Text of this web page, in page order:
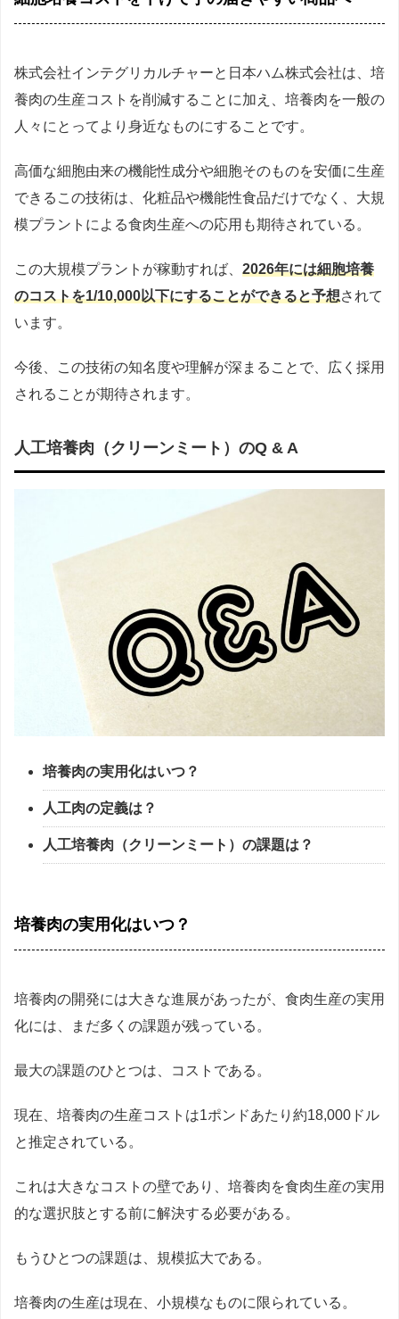
株式会社インテグリカルチャーと日本ハム株式会社は、培
養肉の生産コストを削減することに加え、培養肉を一般の
人々にとってより身近なものにすることです。
高価な細胞由来の機能性成分や細胞そのものを安価に生産
できるこの技術は、化粧品や機能性食品だけでなく、大規
模プラントによる食肉生産への応用も期待されている。
この大規模プラントが稼動すれば、 2026年には細胞培養
のコストを1/10,000以下にすることができると予想されて
います。
今後、この技術の知名度や理解が深まることで、広く採用
されることが期待されます。
人工培養肉（クリーンミート）のQ & A
培養肉の実用化はいつ？
人工肉の定義は？
人工培養肉（クリーンミート）の課題は？
培養肉の実用化はいつ？
培養肉の開発には大きな進展があったが、食肉生産の実用
化には、まだ多くの課題が残っている。
最大の課題のひとつは、コストである。
現在、培養肉の生産コストは1ポンドあたり約18,000ドル
と推定されている。
これは大きなコストの壁であり、培養肉を食肉生産の実用
的な選択肢とする前に解決する必要がある。
もうひとつの課題は、規模拡大である。
培養肉の生産は現在、小規模なものに限られている。